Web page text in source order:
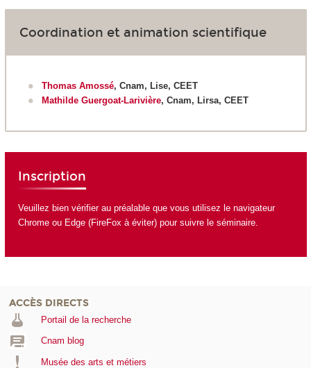
Coordination et animation scientifique
Thomas Amossé, Cnam, Lise, CEET
Mathilde Guergoat-Larivière, Cnam, Lirsa, CEET
Inscription
Veuillez bien vérifier au préalable que vous utilisez le navigateur
Chrome ou Edge (FireFox à éviter) pour suivre le séminaire.
ACCÈS DIRECTS
Portail de la recherche
Cnam blog
Musée des arts et métiers